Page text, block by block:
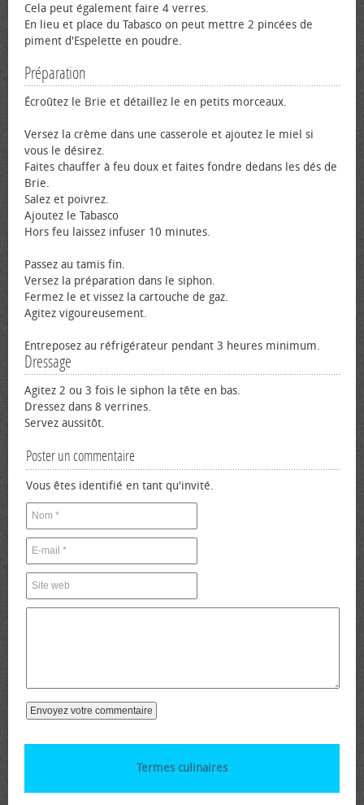
Cela peut également faire 4 verres.
En lieu et place du Tabasco on peut mettre 2 pincées de
piment d'Espelette en poudre.
Préparation
Écroûtez le Brie et détaillez le en petits morceaux.
Versez la crème dans une casserole et ajoutez le miel si
vous le désirez.
Faites chauffer à feu doux et faites fondre dedans les dés de
Brie.
Salez et poivrez.
Ajoutez le Tabasco
Hors feu laissez infuser 10 minutes.
Passez au tamis fin.
Versez la préparation dans le siphon.
Fermez le et vissez la cartouche de gaz.
Agitez vigoureusement.
Entreposez au réfrigérateur pendant 3 heures minimum.
Dressage
Agitez 2 ou 3 fois le siphon la tête en bas.
Dressez dans 8 verrines.
Servez aussitôt.
Poster un commentaire
Vous êtes identifié en tant qu'invité.
Termes culinaires